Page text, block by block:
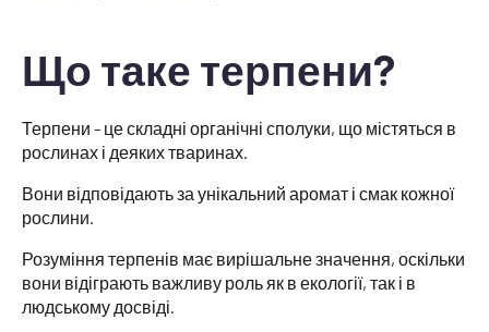
Що таке терпени?
Терпени - це складні органічні сполуки, що містяться в
рослинах і деяких тваринах.
Вони відповідають за унікальний аромат і смак кожної
рослини.
Розуміння терпенів має вирішальне значення, оскільки
вони відіграють важливу роль як в екології, так і в
людському досвіді.